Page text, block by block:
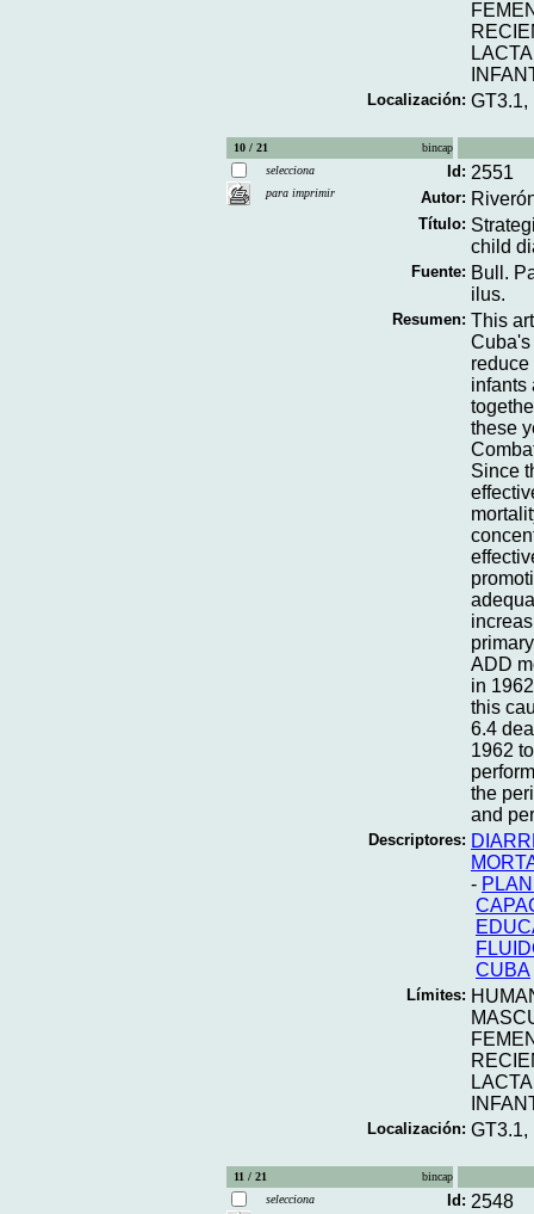
Localización: GT3.1,
10 / 21
bincap
selecciona
para imprimir
Id: 2551
Autor:
Título:
child
Fuente: Bull.
ilus.
Resumen: This
infants
these
Since
ADD
in
this
6.4
1962
the
and
Descriptores:
-
CUBA
Límites:
Localización: GT3.1,
11 / 21
bincap
selecciona
Id: 2548